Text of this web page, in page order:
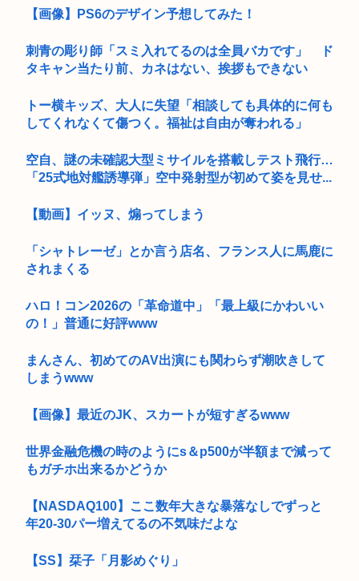
【画像】PS6のデザイン予想してみた！
刺青の彫り師「スミ入れてるのは全員バカです」 ド
タキャン当たり前、カネはない、挨拶もできない
トー横キッズ、大人に失望「相談しても具体的に何も
してくれなくて傷つく。福祉は自由が奪われる」
空自、謎の未確認大型ミサイルを搭載しテスト飛行…
「25式地対艦誘導弾」空中発射型が初めて姿を見せ...
【動画】イッヌ、煽ってしまう
「シャトレーゼ」とか言う店名、フランス人に馬鹿に
されまくる
ハロ！コン2026の「革命道中」「最上級にかわいい
の！」普通に好評www
まんさん、初めてのAV出演にも関わらず潮吹きして
しまうwww
【画像】最近のJK、スカートが短すぎるwww
世界金融危機の時のようにs＆p500が半額まで減って
もガチホ出来るかどうか
【NASDAQ100】ここ数年大きな暴落なしでずっと
年20-30パー増えてるの不気味だよな
【SS】栞子「月影めぐり」